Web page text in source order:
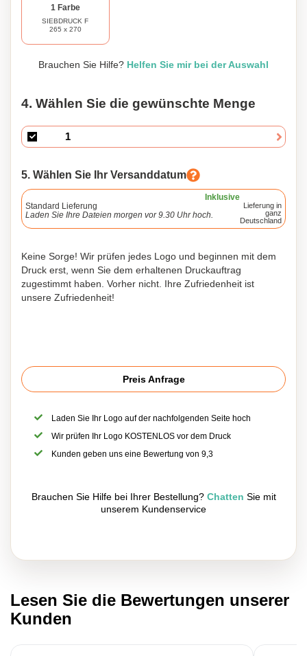
1 Farbe
SIEBDRUCK F
265 x 270
Brauchen Sie Hilfe? Helfen Sie mir bei der Auswahl
4. Wählen Sie die gewünschte Menge
5. Wählen Sie Ihr Versanddatum
Inklusive
Standard Lieferung
Laden Sie Ihre Dateien morgen vor 9.30 Uhr hoch.
Lieferung in
ganz
Deutschland
Keine Sorge! Wir prüfen jedes Logo und beginnen mit dem
Druck erst, wenn Sie dem erhaltenen Druckauftrag
zugestimmt haben. Vorher nicht. Ihre Zufriedenheit ist
unsere Zufriedenheit!
Preis Anfrage
Laden Sie Ihr Logo auf der nachfolgenden Seite hoch
Wir prüfen Ihr Logo KOSTENLOS vor dem Druck
Kunden geben uns eine Bewertung von 9,3
Brauchen Sie Hilfe bei Ihrer Bestellung? Chatten Sie mit
unserem Kundenservice
Lesen Sie die Bewertungen unserer
Kunden